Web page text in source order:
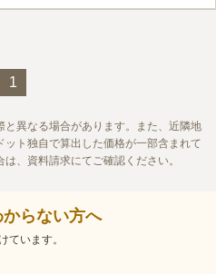
なく、信仰を大切にできるお墓です。
が、軽食程度である。
1
異なる場合があります。また、近隣地
ト独自で算出した価格が一部含まれて
、資料請求にてご確認ください。
らない方へ
ています。